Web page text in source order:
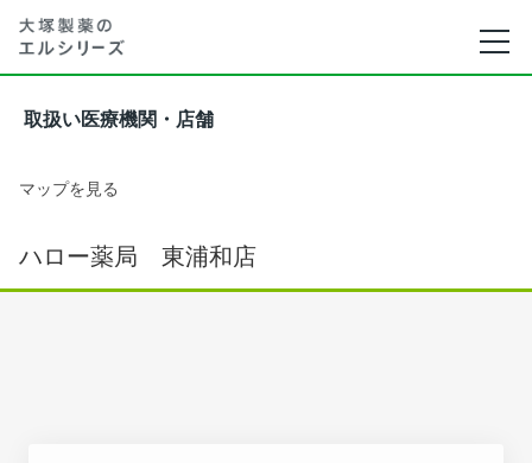
取扱い医療機関・店舗
マップを見る
ハロー薬局 東浦和店